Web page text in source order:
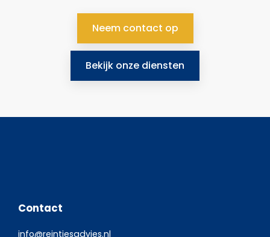
Neem contact op
Bekijk onze diensten
Contact
info@reintjesadvies.nl